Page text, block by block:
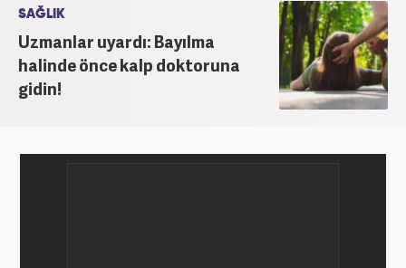
SAĞLIK
Uzmanlar uyardı: Bayılma
halinde önce kalp doktoruna
gidin!